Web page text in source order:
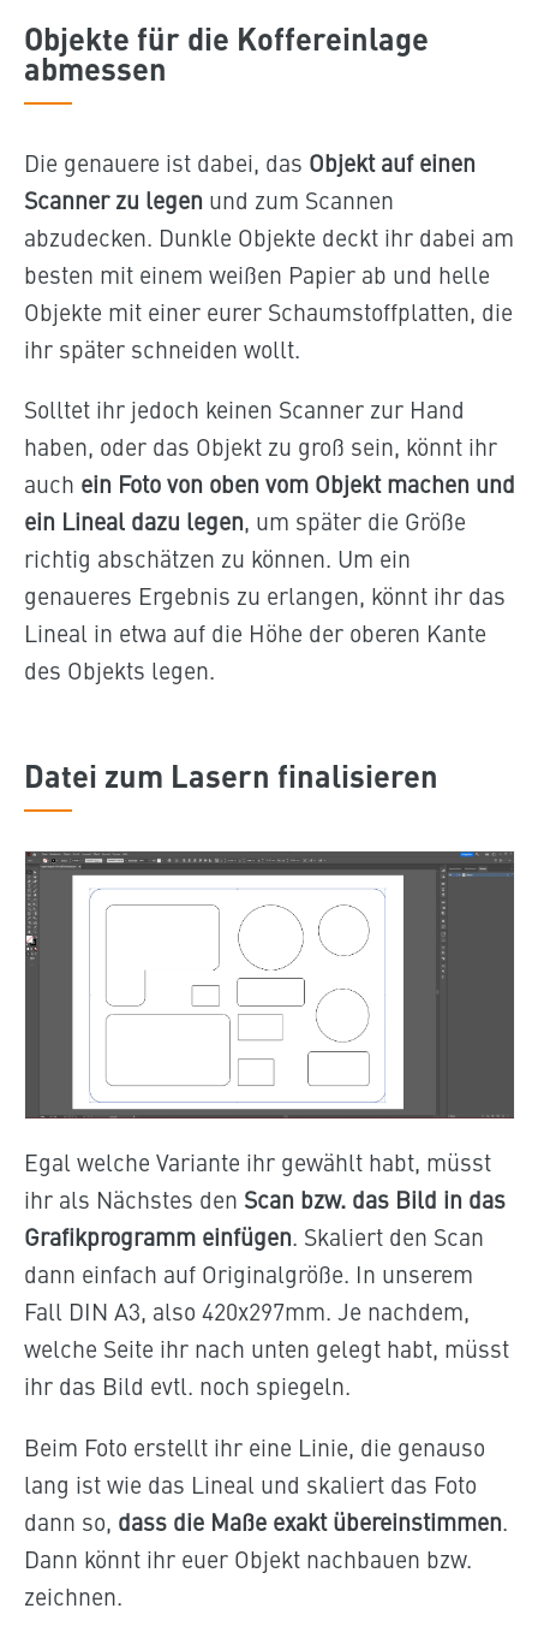
Objekte für die Koffereinlage
abmessen
Die genauere ist dabei, das Objekt auf einen
Scanner zu legenund zum Scannen
abzudecken. Dunkle Objekte deckt ihr dabei am
besten mit einem weißen Papier ab und helle
Objekte mit einer eurer Schaumstoffplatten, die
ihr später schneiden wollt.
Solltet ihr jedoch keinen Scanner zur Hand
haben, oder das Objekt zu groß sein, könnt ihr
auch ein Foto von oben vom Objekt machen und
ein Lineal dazu legen, um später die Größe
richtig abschätzen zu können. Um ein
genaueres Ergebnis zu erlangen, könnt ihr das
Lineal in etwa auf die Höhe der oberen Kante
des Objekts legen.
Datei zum Lasern finalisieren
Egal welche Variante ihr gewählt habt, müsst
ihr als Nächstes den Scan bzw. das Bild in das
Grafikprogramm einfügen. Skaliert den Scan
dann einfach auf Originalgröße. In unserem
Fall DIN A3, also 420x297mm. Je nachdem,
welche Seite ihr nach unten gelegt habt, müsst
ihr das Bild evtl. noch spiegeln.
Beim Foto erstellt ihr eine Linie, die genauso
lang ist wie das Lineal und skaliert das Foto
dann so, dass die Maße exakt übereinstimmen.
Dann könnt ihr euer Objekt nachbauen bzw.
zeichnen.